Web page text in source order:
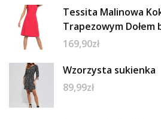
Tessita Malinowa
Trapezowym Dołem
169,90zł
Wzorzysta sukienka
89,99zł